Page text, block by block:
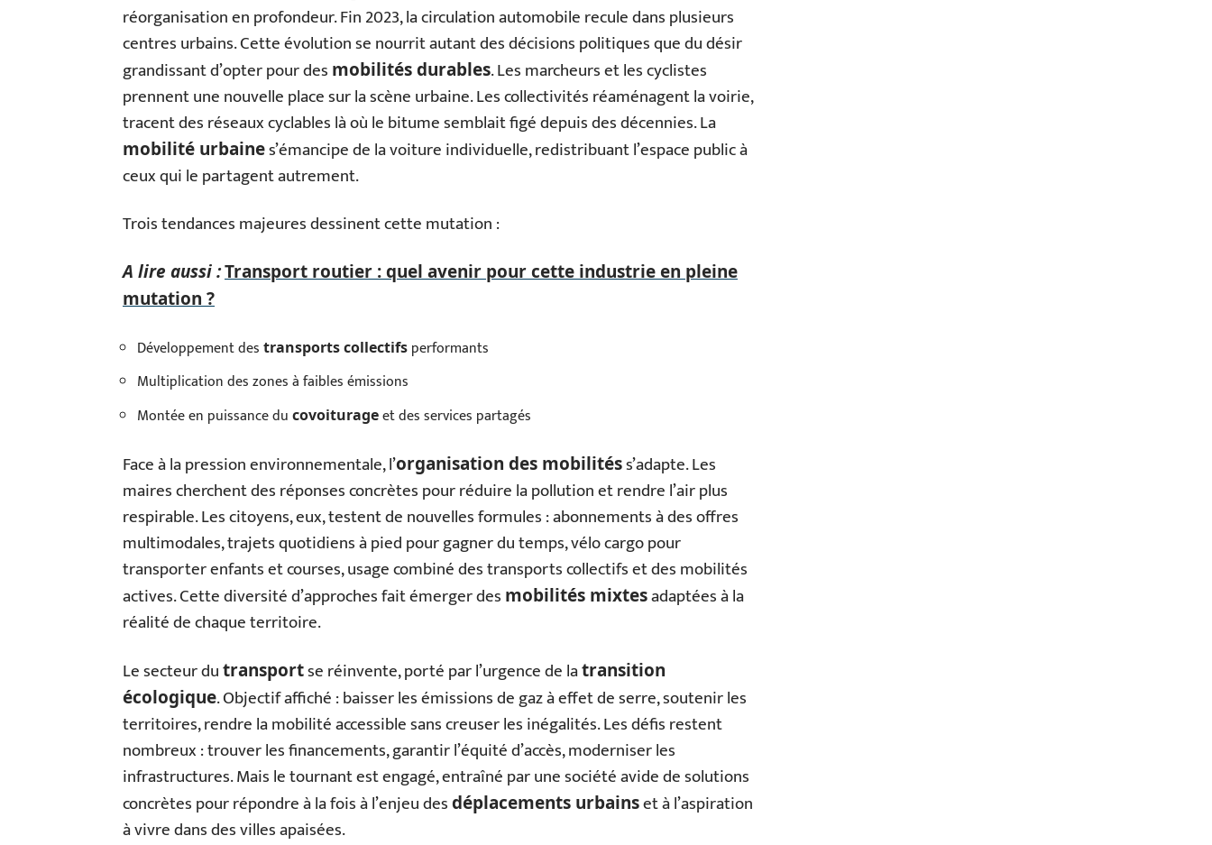
réorganisation en profondeur. Fin 2023, la circulation automobile recule dans plusieurs
centres urbains. Cette évolution se nourrit autant des décisions politiques que du désir
grandissant d’opter pour des mobilités durables. Les marcheurs et les cyclistes
prennent une nouvelle place sur la scène urbaine. Les collectivités réaménagent la voirie,
tracent des réseaux cyclables là où le bitume semblait figé depuis des décennies. La
mobilité urbaines’émancipe de la voiture individuelle, redistribuant l’espace public à
ceux qui le partagent autrement.
Trois tendances majeures dessinent cette mutation :
A lire aussi :Transport routier : quel avenir pour cette industrie en pleine
mutation ?
Développement des transports collectifs performants
Multiplication des zones à faibles émissions
Montée en puissance du covoiturageet des services partagés
Face à la pression environnementale, l’organisation des mobilitéss’adapte. Les
maires cherchent des réponses concrètes pour réduire la pollution et rendre l’air plus
respirable. Les citoyens, eux, testent de nouvelles formules : abonnements à des offres
multimodales, trajets quotidiens à pied pour gagner du temps, vélo cargo pour
transporter enfants et courses, usage combiné des transports collectifs et des mobilités
actives. Cette diversité d’approches fait émerger des mobilités mixtesadaptées à la
réalité de chaque territoire.
Le secteur dutransportse réinvente, porté par l’urgence de latransition
écologique. Objectif affiché : baisser les émissions de gaz à effet de serre, soutenir les
territoires, rendre la mobilité accessible sans creuser les inégalités. Les défis restent
nombreux : trouver les financements, garantir l’équité d’accès, moderniser les
infrastructures. Mais le tournant est engagé, entraîné par une société avide de solutions
concrètes pour répondre à la fois à l’enjeu desdéplacements urbainset à l’aspiration
à vivre dans des villes apaisées.